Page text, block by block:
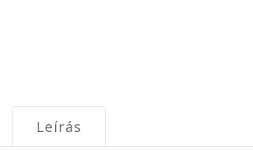
Leírás